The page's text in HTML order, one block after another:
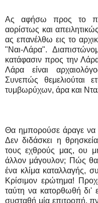
Aς αφήσω προς το
αορίστως και
ας επανέλθω εις το
"Ναι-Λάρα".
κατάφασιν προς την
Λάρα είναι
Συνεπώς θεμελιούται
τυμβωρύχων, άρα και
Θα ημπορούσε άραγε να
Δεν διδάσκει η
τους εχθρούς μας, ου
άλλον μάγουλον; Πώς θα
ένα κλίμα καταλλαγής,
Κρίσιμον ερώτημα!
ταύτη να κατορθωθή δι'
συσταθή μία επιτροπή,